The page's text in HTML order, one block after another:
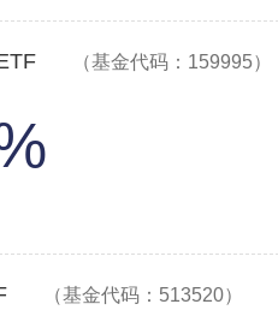
（基金代码：159995）
（基金代码：513520）